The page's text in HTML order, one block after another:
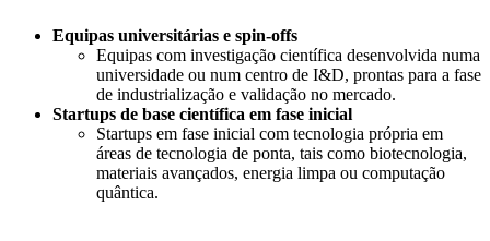
Equipas universitárias e spin-offs
Equipas com investigação científica desenvolvida numa
universidade ou num centro de I&D, prontas para a fase
de industrialização e validação no mercado.
Startups de base científica em fase inicial
Startups em fase inicial com tecnologia própria em
áreas de tecnologia de ponta, tais como biotecnologia,
materiais avançados, energia limpa ou computação
quântica.